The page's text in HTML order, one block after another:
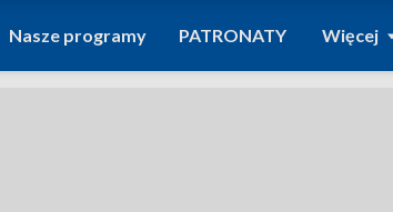
Nasze programy PATRONATY Więcej